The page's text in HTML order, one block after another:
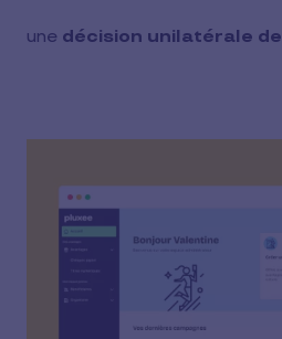
une décision unilatérale de